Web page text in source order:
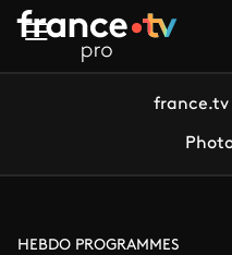
Aller au contenu principal
france.tv
HEBDO PROGRAMMES